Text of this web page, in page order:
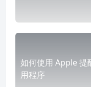
如何使用 Apple 提
用程序